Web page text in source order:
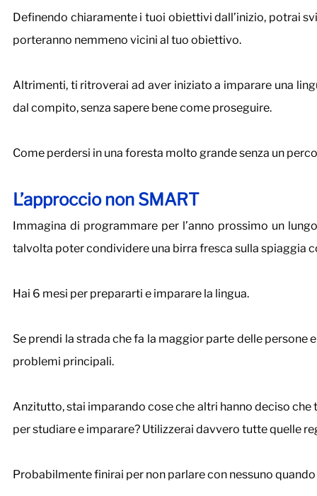
Definendo chiaramente i tuoi obiettivi dall’inizio, potrai
porteranno nemmeno vicini al tuo obiettivo.
Altrimenti, ti ritroverai ad aver iniziato a imparare una
dal compito, senza sapere bene come proseguire.
Come perdersi in una foresta molto grande senza un
L’approccio non SMART
Immagina di programmare per l’anno prossimo un
talvolta poter condividere una birra fresca sulla spiaggia
Hai 6 mesi per prepararti e imparare la lingua.
Se prendi la strada che fa la maggior parte delle persone
problemi principali.
Anzitutto, stai imparando cose che altri hanno deciso
per studiare e imparare? Utilizzerai davvero tutte quelle
Probabilmente finirai per non parlare con nessuno